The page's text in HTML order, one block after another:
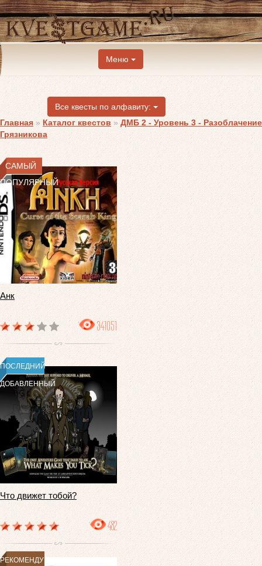
Меню
Все квесты по алфавиту:
Главная » Каталог квестов » ДМБ 2 - Уровень 3 - Разоблачение
Грязникова
САМЫЙ
ПОПУЛЯРНЫЙ
Анк
341051
ПОСЛЕДНИЙ
ДОБАВЛЕННЫЙ
Что движет тобой?
482
РЕКОМЕНДУЕМ